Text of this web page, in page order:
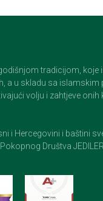
tradicijom,
a u skladu sa
volju i zahtjeve onih
i Hercegovini i baštini
Pokopnog Društva JEDILERI.